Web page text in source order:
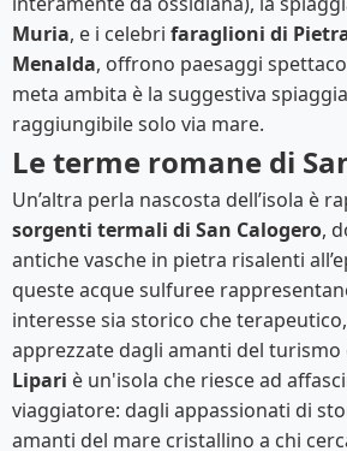
Muria, e i celebri faraglioni di
Menalda, offrono paesaggi
meta ambita è la suggestiva
raggiungibile solo via mare.
Le terme romane di
Un’altra perla nascosta dell’isola è
sorgenti termali di San Calogero,
antiche vasche in pietra risalenti
queste acque sulfuree
interesse sia storico che
apprezzate dagli amanti del turismo
Lipari è un'isola che riesce ad
viaggiatore: dagli appassionati di
amanti del mare cristallino a chi